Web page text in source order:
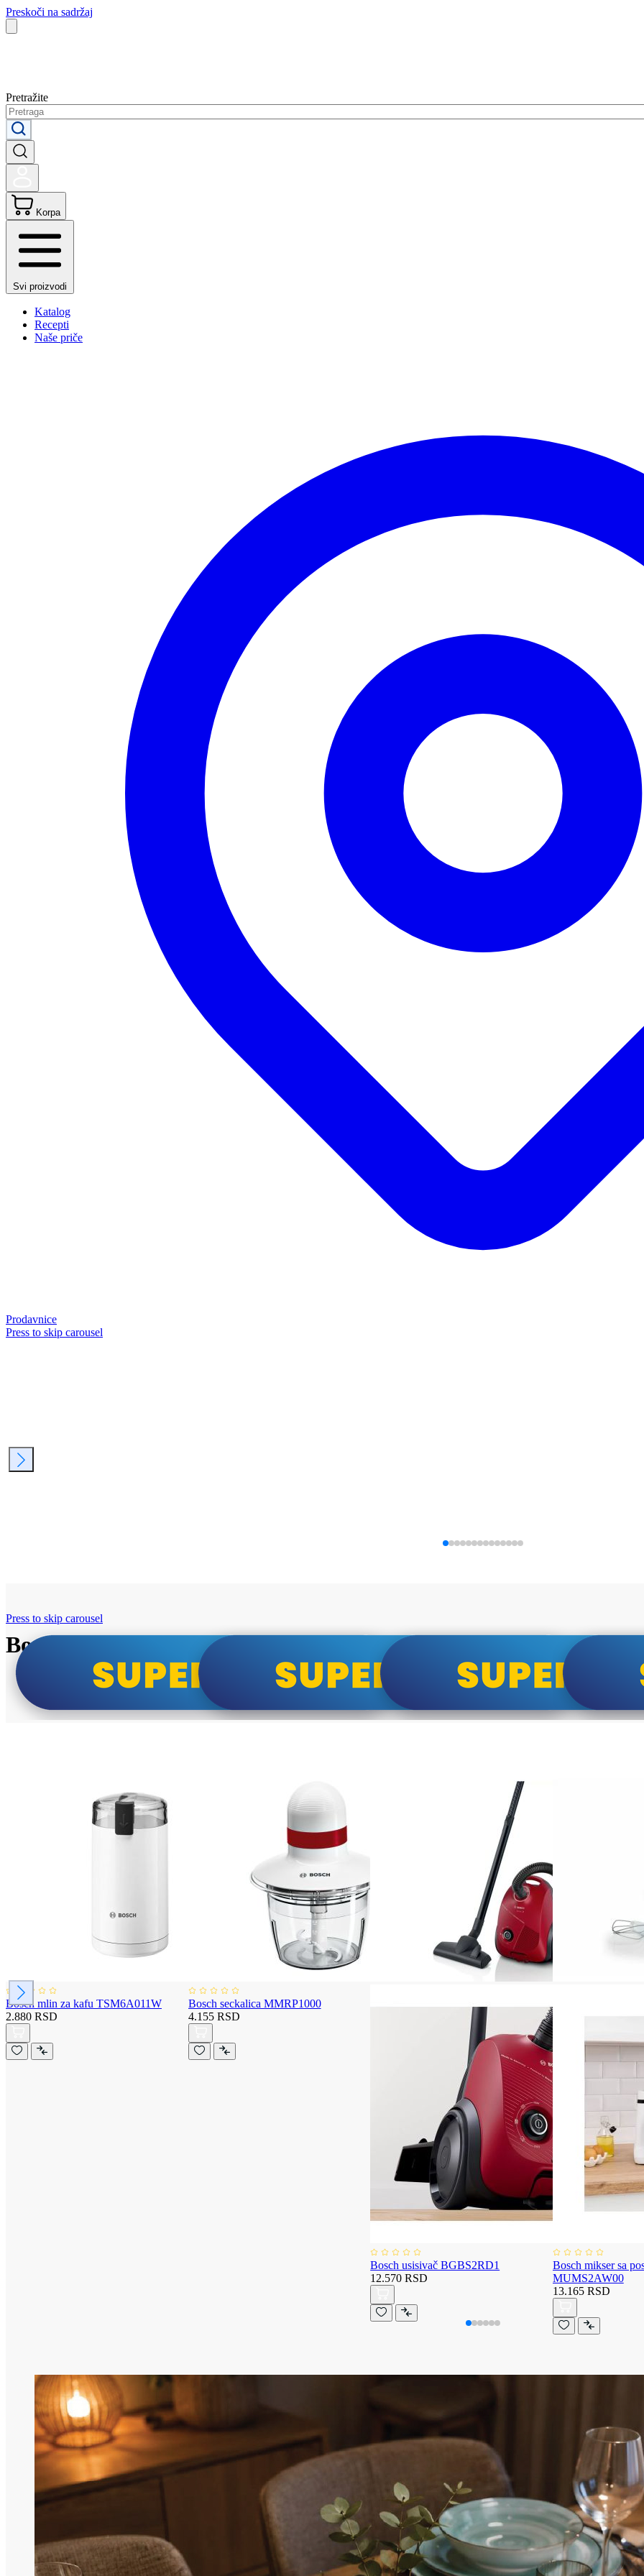
Preskoči na sadržaj
Pretražite
Korpa
Svi proizvodi
Katalog
Recepti
Naše priče
Prodavnice
Press to skip carousel
Bosch super cene
Press to skip carousel
Bosch mlin za kafu TSM6A011W
2.880 RSD
Bosch seckalica MMRP1000
4.155 RSD
Bosch usisivač BGBS2RD1
12.570 RSD
Bosch mikser sa
MUMS2AW00
13.165 RSD